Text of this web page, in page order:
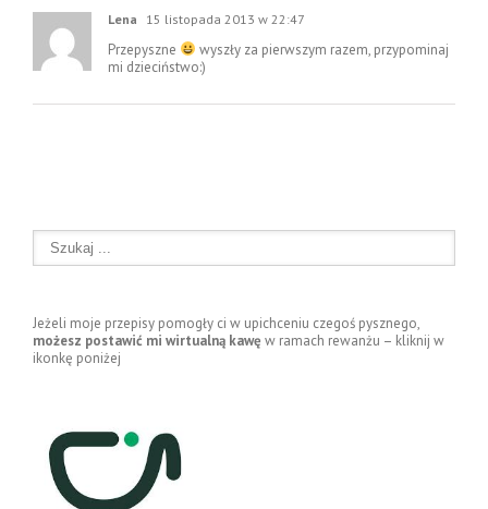
Lena 15 listopada 2013 w 22:47
Przepyszne
wyszły za pierwszym razem, przypominaj
mi dzieciństwo:)
Jeżeli moje przepisy pomogły ci w upichceniu czegoś pysznego,
możesz postawić mi wirtualną kawę w ramach rewanżu – kliknij w
ikonkę poniżej